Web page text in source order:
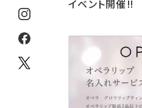
イベント開催‼︎